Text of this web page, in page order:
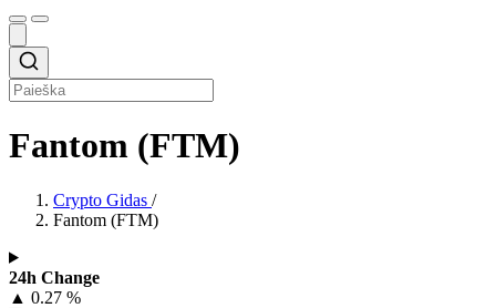
Fantom (FTM)
Crypto Gidas /
Fantom (FTM)
24h Change
▲ 0.27 %